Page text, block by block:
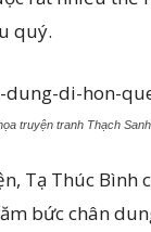
quý.
truyện tranh Thạch Sanh
Tạ Thúc Bình
bức chân